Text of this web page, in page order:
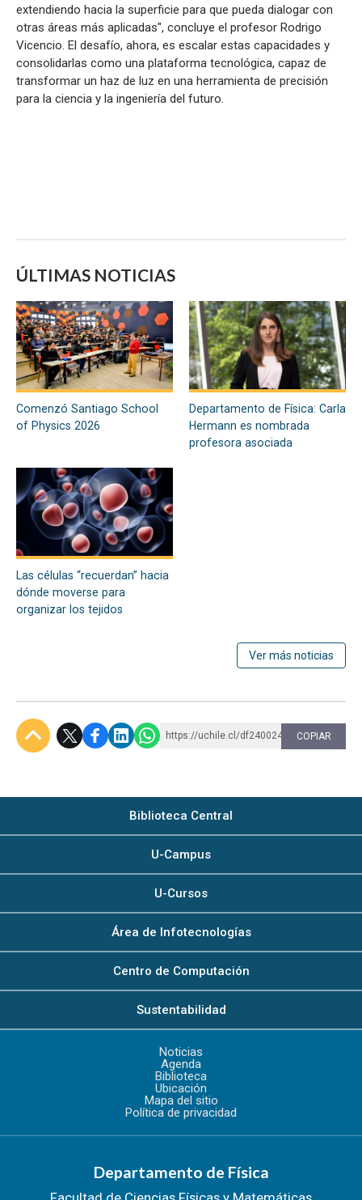
extendiendo hacia la superficie para que pueda dialogar con
otras áreas más aplicadas", concluye el profesor Rodrigo
Vicencio. El desafío, ahora, es escalar estas capacidades y
consolidarlas como una plataforma tecnológica, capaz de
transformar un haz de luz en una herramienta de precisión
para la ciencia y la ingeniería del futuro.
ÚLTIMAS NOTICIAS
Comenzó Santiago School
of Physics 2026
Departamento de Física: Carla
Hermann es nombrada
profesora asociada
Las células “recuerdan” hacia
dónde moverse para
organizar los tejidos
Ver más noticias
https://uchile.cl/df240024 COPIAR
Biblioteca Central
U-Campus
U-Cursos
Área de Infotecnologías
Centro de Computación
Sustentabilidad
Noticias
Agenda
Biblioteca
Ubicación
Mapa del sitio
Política de privacidad
Departamento de Física